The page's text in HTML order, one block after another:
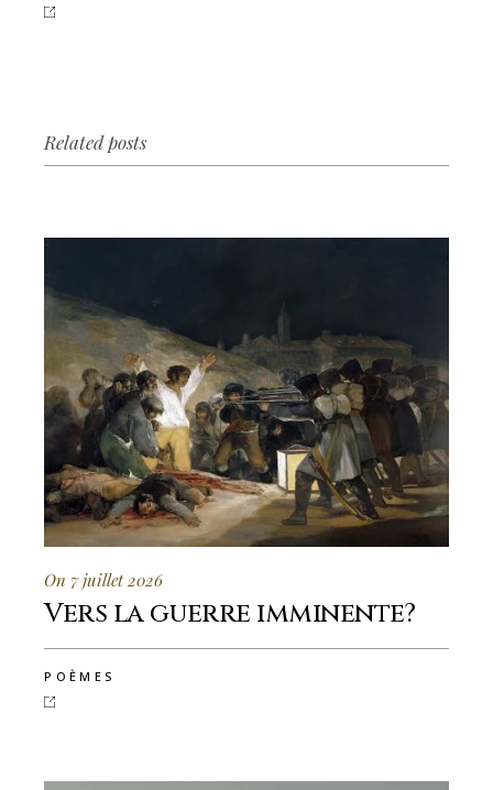
Related posts
On 7 juillet 2026
Vers la guerre imminente?
POÈMES